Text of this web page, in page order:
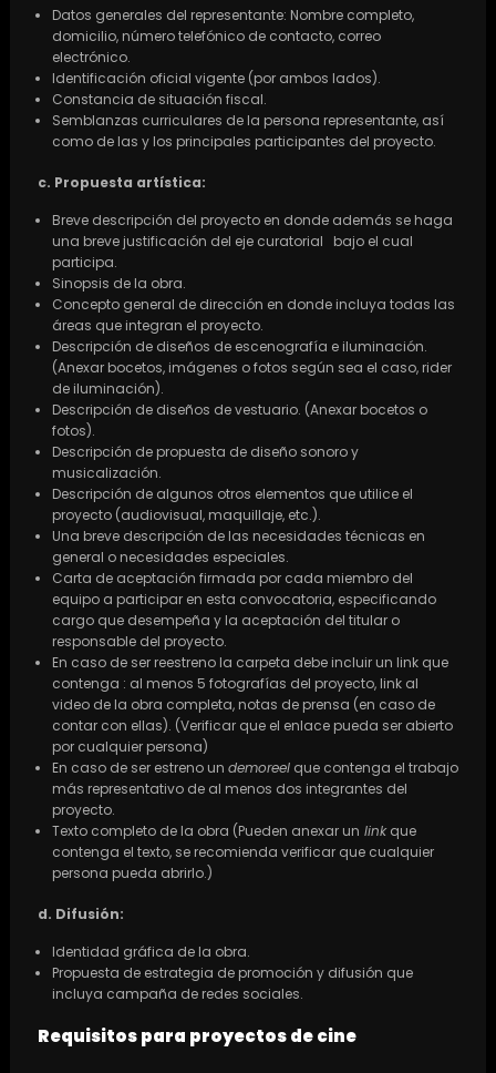
Datos generales del representante: Nombre completo,
domicilio, número telefónico de contacto, correo
electrónico.
Identificación oficial vigente (por ambos lados).
Constancia de situación fiscal.
Semblanzas curriculares de la persona representante, así
como de las y los principales participantes del proyecto.
c. Propuesta artística:
Breve descripción del proyecto en donde además se haga
una breve justificación del eje curatorial bajo el cual
participa.
Sinopsis de la obra.
Concepto general de dirección en donde incluya todas las
áreas que integran el proyecto.
Descripción de diseños de escenografía e iluminación.
(Anexar bocetos, imágenes o fotos según sea el caso, rider
de iluminación).
Descripción de diseños de vestuario. (Anexar bocetos o
fotos).
Descripción de propuesta de diseño sonoro y
musicalización.
Descripción de algunos otros elementos que utilice el
proyecto (audiovisual, maquillaje, etc.).
Una breve descripción de las necesidades técnicas en
general o necesidades especiales.
Carta de aceptación firmada por cada miembro del
equipo a participar en esta convocatoria, especificando
cargo que desempeña y la aceptación del titular o
responsable del proyecto.
En caso de ser reestreno la carpeta debe incluir un link que
contenga : al menos 5 fotografías del proyecto, link al
video de la obra completa, notas de prensa (en caso de
contar con ellas). (Verificar que el enlace pueda ser abierto
por cualquier persona)
En caso de ser estreno un demoreel que contenga el trabajo
más representativo de al menos dos integrantes del
proyecto.
Texto completo de la obra (Pueden anexar un linkque
contenga el texto, se recomienda verificar que cualquier
persona pueda abrirlo.)
d. Difusión:
Identidad gráfica de la obra.
Propuesta de estrategia de promoción y difusión que
incluya campaña de redes sociales.
Requisitos para proyectos de cine